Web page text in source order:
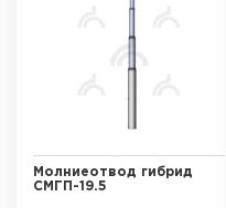
Молниеотвод гибрид
СМГП-19.5